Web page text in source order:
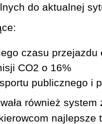
do aktualnej
czasu przejazdu
CO2 o 16%
publicznego i
również
najlepsze